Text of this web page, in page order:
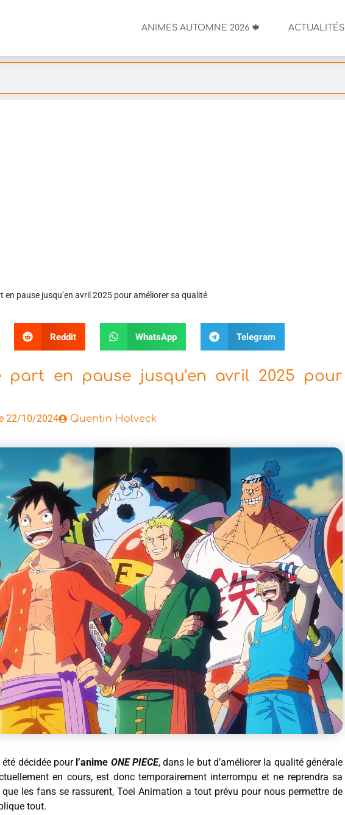
ANIMES AUTOMNE 2026 🍁 ACTUALITÉS
en pause jusqu’en avril 2025 pour améliorer sa qualité
Reddit WhatsApp Telegram
part en pause jusqu’en avril 2025 pour
22/10/2024 Quentin Holveck
décidée pour l’anime ONE PIECE, dans le but d’améliorer la qualité générale
en cours, est donc temporairement interrompu et ne reprendra sa
les fans se rassurent, Toei Animation a tout prévu pour nous permettre de
tout.